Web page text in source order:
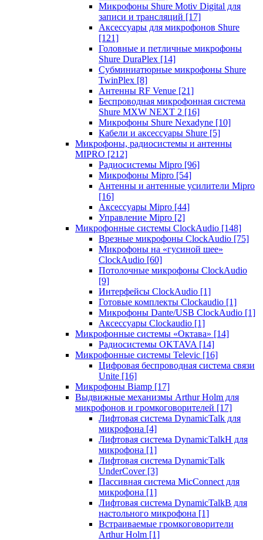
Микрофоны Shure Motiv Digital для
записи и трансляций [17]
Аксессуары для микрофонов Shure
[121]
Головные и петличные микрофоны
Shure DuraPlex [14]
Субминиатюрные микрофоны Shure
TwinPlex [8]
Антенны RF Venue [21]
Беспроводная микрофонная система
Shure MXW NEXT 2 [16]
Микрофоны Shure Nexadyne [10]
Кабели и аксессуары Shure [5]
Микрофоны, радиосистемы и антенны
MIPRO [212]
Радиосистемы Mipro [96]
Микрофоны Mipro [54]
Антенны и антенные усилители Mipro
[16]
Аксессуары Mipro [44]
Управление Mipro [2]
Микрофонные системы ClockAudio [148]
Врезные микрофоны ClockAudio [75]
Микрофоны на «гусиной шее»
ClockAudio [60]
Потолочные микрофоны ClockAudio
[9]
Интерфейсы ClockAudio [1]
Готовые комплекты Clockaudio [1]
Микрофоны Dante/USB ClockAudio [1]
Аксессуары Clockaudio [1]
Микрофонные системы «Октава» [14]
Радиосистемы OKTAVA [14]
Микрофонные системы Televic [16]
Цифровая беспроводная система связи
Unite [16]
Микрофоны Biamp [17]
Выдвижные механизмы Arthur Holm для
микрофонов и громкоговорителей [17]
Лифтовая система DynamicTalk для
микрофона [4]
Лифтовая система DynamicTalkH для
микрофона [1]
Лифтовая система DynamicTalk
UnderCover [3]
Пассивная система MicConnect для
микрофона [1]
Лифтовая система DynamicTalkB для
настольного микрофона [1]
Встраиваемые громкоговорители
Arthur Holm [1]